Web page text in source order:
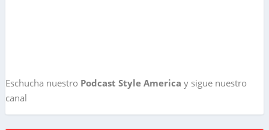
Eschucha nuestro Podcast Style America y sigue nuestro
canal